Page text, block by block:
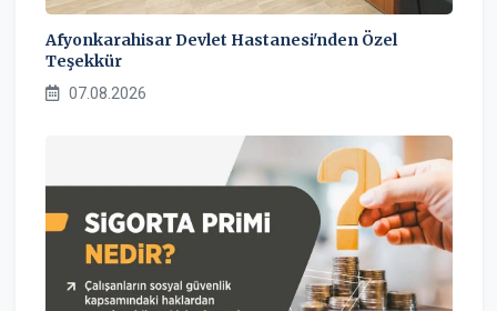
Afyonkarahisar Devlet Hastanesi'nden Özel
Teşekkür
07.08.2026